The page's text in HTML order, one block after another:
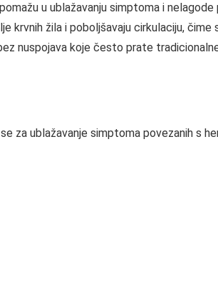
u ublažavanju simptoma i
krvnih žila i poboljšavaju cirkulaciju,
nuspojava koje često prate
za ublažavanje simptoma povezanih s